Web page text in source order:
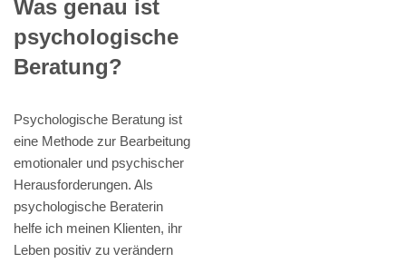
Was genau ist
psychologische
Beratung?
Psychologische Beratung ist
eine Methode zur Bearbeitung
emotionaler und psychischer
Herausforderungen. Als
psychologische Beraterin
helfe ich meinen Klienten, ihr
Leben positiv zu verändern